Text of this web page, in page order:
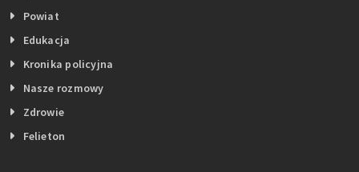
Powiat
Edukacja
Kronika policyjna
Nasze rozmowy
Zdrowie
Felieton